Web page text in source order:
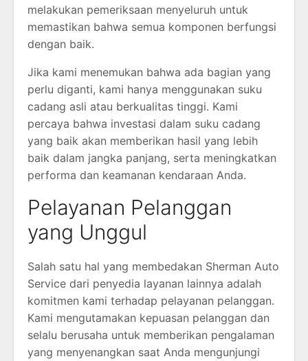
melakukan pemeriksaan menyeluruh untuk
memastikan bahwa semua komponen berfungsi
dengan baik.
Jika kami menemukan bahwa ada bagian yang
perlu diganti, kami hanya menggunakan suku
cadang asli atau berkualitas tinggi. Kami
percaya bahwa investasi dalam suku cadang
yang baik akan memberikan hasil yang lebih
baik dalam jangka panjang, serta meningkatkan
performa dan keamanan kendaraan Anda.
Pelayanan Pelanggan
yang Unggul
Salah satu hal yang membedakan Sherman Auto
Service dari penyedia layanan lainnya adalah
komitmen kami terhadap pelayanan pelanggan.
Kami mengutamakan kepuasan pelanggan dan
selalu berusaha untuk memberikan pengalaman
yang menyenangkan saat Anda mengunjungi